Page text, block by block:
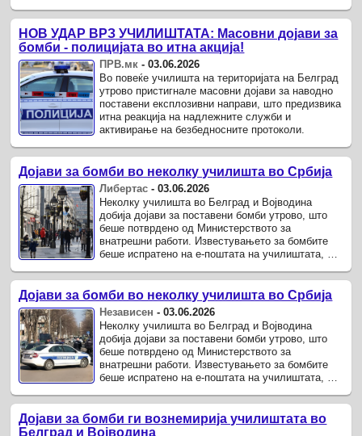
НОВ УДАР ВРЗ УЧИЛИШТАТА: Масовни дојави за
бомби - полицијата во итна акција!
ПРВ.мк -03.06.2026
Во повеќе училишта на територијата на Белград
утрово пристигнале масовни дојави за наводно
поставени експлозивни направи, што предизвика
итна реакција на надлежните служби и
активирање на безбедносните протоколи.
Дојави за бомби во неколку училишта во Србија
Либертас -03.06.2026
Неколку училишта во Белград и Војводина
добија дојави за поставени бомби утрово, што
беше потврдено од Министерството за
внатрешни работи. Известувањето за бомбите
беше испратено на е-поштата на училиштата, а
Дојави за бомби во неколку училишта во Србија
Независен -03.06.2026
Неколку училишта во Белград и Војводина
добија дојави за поставени бомби утрово, што
беше потврдено од Министерството за
внатрешни работи. Известувањето за бомбите
беше испратено на е-поштата на училиштата, а
Дојави за бомби ги вознемирија училиштата во
Белград и Војводина